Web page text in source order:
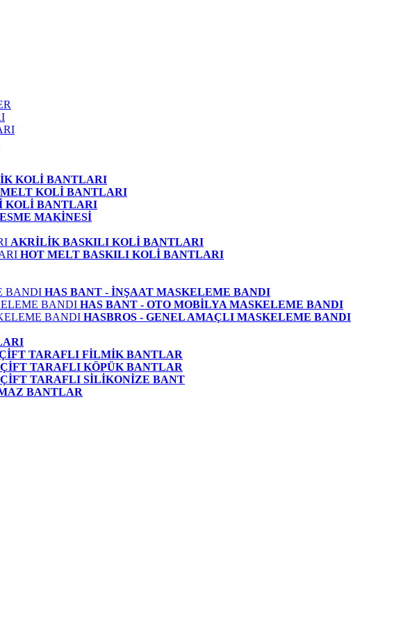
KOLİ BANTLARI
KOLİ BANTLARI
KOLİ BANTLARI
MAKİNESİ
AKRİLİK BASKILI KOLİ BANTLARI
HOT MELT BASKILI KOLİ BANTLARI
HAS BANT - İNŞAAT MASKELEME BANDI
HAS BANT - OTO MOBİLYA MASKELEME BANDI
HASBROS - GENEL AMAÇLI MASKELEME BANDI
TARAFLI FİLMİK BANTLAR
ÇİFT TARAFLI KÖPÜK BANTLAR
ÇİFT TARAFLI SİLİKONİZE BANT
BANTLAR